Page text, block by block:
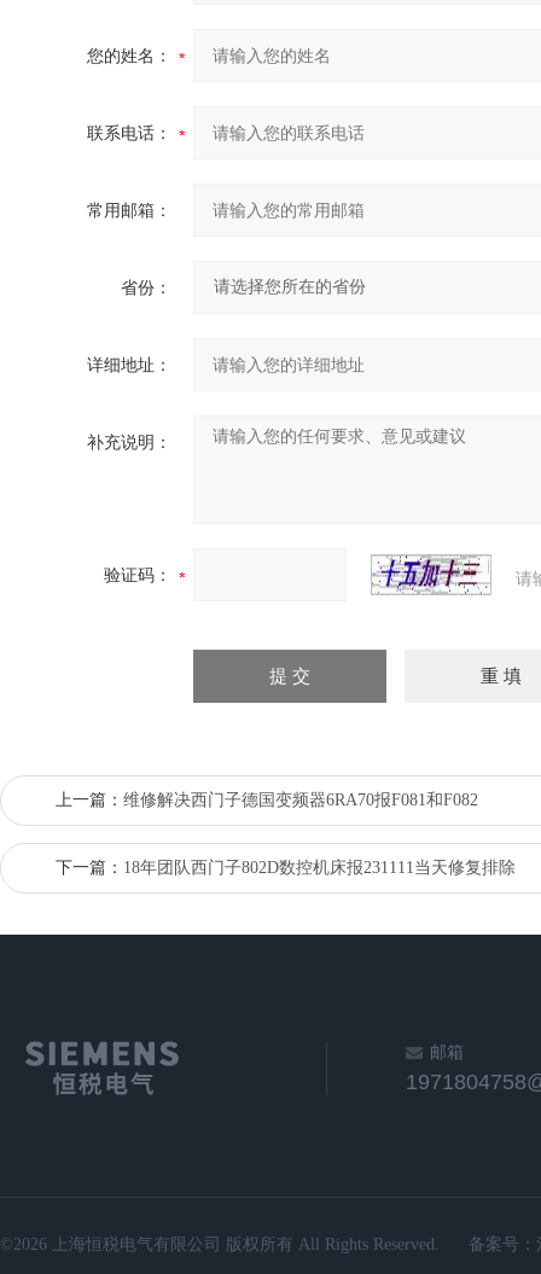
您的姓名：
联系电话：
常用邮箱：
省份：
详细地址：
补充说明：
验证码： 请
上一篇： 维修解决西门子德国变频器6RA70报F081和F082
下一篇： 18年团队西门子802D数控机床报231111当天修复排除
邮箱
©2026 上海恒税电气有限公司 版权所有 All Rights Reserved. 备案号：